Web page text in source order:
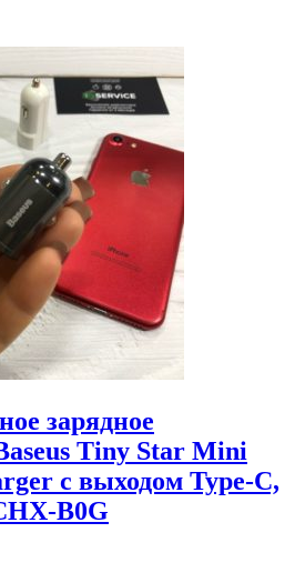
зарядное
Tiny Star Mini
с выходом Type-C,
B0G